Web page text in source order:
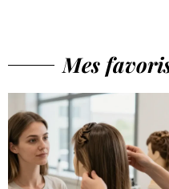
Mes